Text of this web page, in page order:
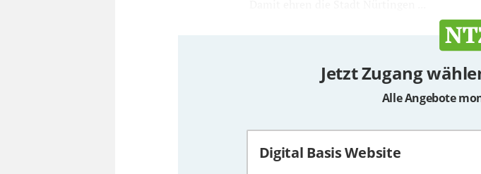
Jetzt Zugang
Alle Angebote
Digital Basis Website